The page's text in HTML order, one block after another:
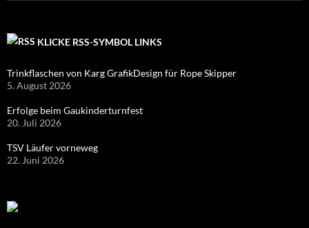
KLICKE RSS-SYMBOL LINKS
Trinkflaschen von Karg GrafikDesign für Rope Skipper
5. August 2026
Erfolge beim Gaukinderturnfest
20. Juli 2026
TSV Läufer vorneweg
22. Juni 2026